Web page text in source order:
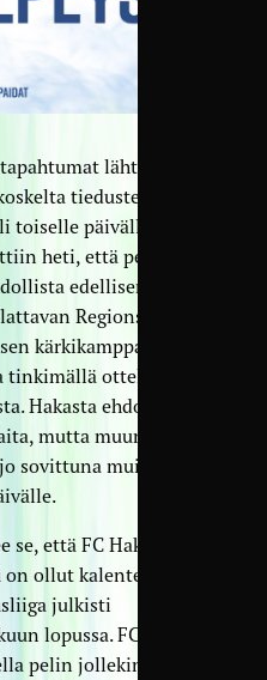
lähtivät
tiedusteltiin
päivälle.
heti, että pelin
edellisenä
Regions’ Cupin
kärkikamppailuun ei
tinkimällä otteluun
Hakasta ehdotettiin
mutta muun muassa
sovittuna muita
että FC Hakan ja AC
ollut kalenterissa jo
julkisti
lopussa. FC Haka
pelin jollekin toiselle